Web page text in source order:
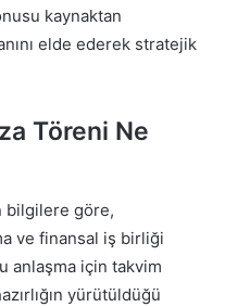
kaynaktan
elde ederek stratejik
Töreni Ne
bilgilere göre,
ve finansal iş birliği
anlaşma için takvim
yürütüldüğü